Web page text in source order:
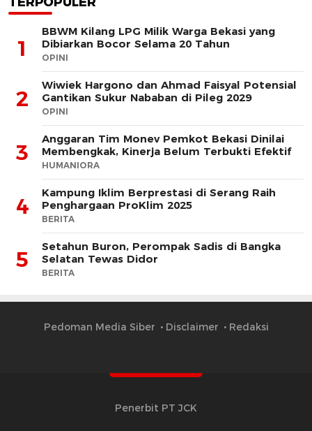
1
BBWM Kilang LPG Milik Warga Bekasi yang
Dibiarkan Bocor Selama 20 Tahun
OPINI
2
Wiwiek Hargono dan Ahmad Faisyal Potensial
Gantikan Sukur Nababan di Pileg 2029
OPINI
3
Anggaran Tim Monev Pemkot Bekasi Dinilai
Membengkak, Kinerja Belum Terbukti Efektif
HUMANIORA
4
Kampung Iklim Berprestasi di Serang Raih
Penghargaan ProKlim 2025
BERITA
5
Setahun Buron, Perompak Sadis di Bangka
Selatan Tewas Didor
BERITA
Pedoman Media Siber Disclaimer Redaksi
Penerbit PT JCK